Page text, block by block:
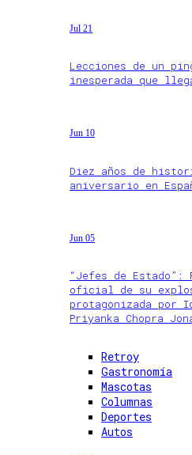
Jul 21
Lecciones de un
inesperada que
Jun 10
Diez años de
aniversario en
Jun 05
“Jefes de
oficial de su
protagonizada por
Priyanka Chopra
Retroy
Gastronomía
Mascotas
Columnas
Deportes
Autos